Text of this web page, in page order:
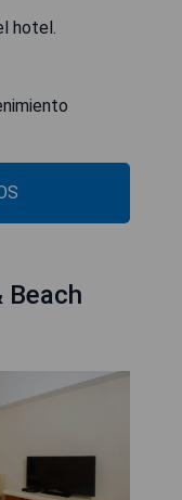
hotel.
Beach